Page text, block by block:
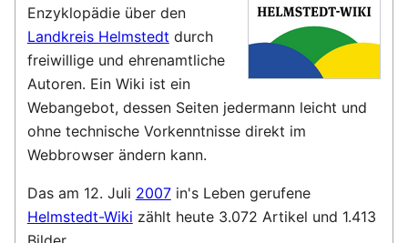
Enzyklopädie über den
Landkreis Helmstedt durch
freiwillige und ehrenamtliche
Autoren. Ein Wiki ist ein
Webangebot, dessen Seiten jedermann leicht und
ohne technische Vorkenntnisse direkt im
Webbrowser ändern kann.
Das am 12. Juli 2007in's Leben gerufene
Helmstedt-Wiki zählt heute 3.072 Artikel und 1.413